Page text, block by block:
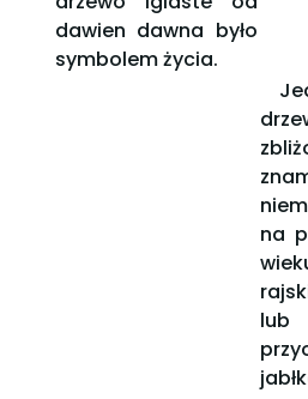
dawien dawna było
symbolem życia.
na